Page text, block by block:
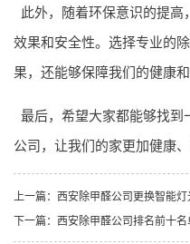
此外，随着环保意识的提
效果和安全性。选择专业的
果，还能够保障我们的健康和
最后，希望大家都能够找
公司，让我们的家更加健康、
上一篇： 西安除甲醛公司更换智能
下一篇： 西安除甲醛公司排名前十